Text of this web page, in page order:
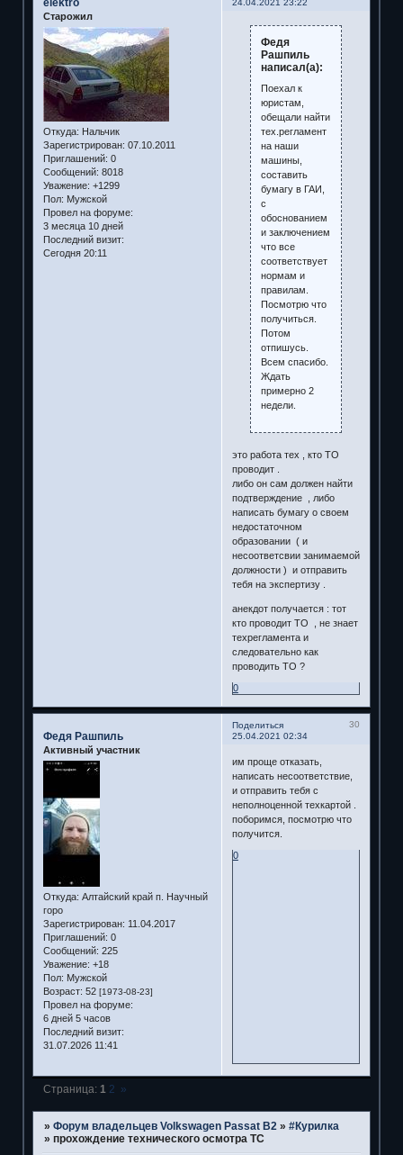
24.04.2021 23:22
elektro
Старожил
Откуда: Нальчик
Зарегистрирован: 07.10.2011
Приглашений: 0
Сообщений: 8018
Уважение: +1299
Пол: Мужской
Провел на форуме:
3 месяца 10 дней
Последний визит:
Сегодня 20:11
Федя
Рашпиль
написал(а):
Поехал к
юристам,
обещали найти
тех.регламент
на наши
машины,
составить
бумагу в ГАИ,
с
обоснованием
и заключением
что все
соответствует
нормам и
правилам.
Посмотрю что
получиться.
Потом
отпишусь.
Всем спасибо.
Ждать
примерно 2
недели.
это работа тех , кто ТО
проводит .
либо он сам должен найти
подтверждение , либо
написать бумагу о своем
недостаточном
образовании ( и
несоответсвии занимаемой
должности ) и отправить
тебя на экспертизу .
анекдот получается : тот
кто проводит ТО , не знает
техрегламента и
следовательно как
проводить ТО ?
0
Поделиться
30
25.04.2021 02:34
Федя Рашпиль
Активный участник
Откуда: Алтайский край п. Научный
горо
Зарегистрирован: 11.04.2017
Приглашений: 0
Сообщений: 225
Уважение: +18
Пол: Мужской
Возраст: 52 [1973-08-23]
Провел на форуме:
6 дней 5 часов
Последний визит:
31.07.2026 11:41
им проще отказать,
написать несоответствие,
и отправить тебя с
неполноценной техкартой .
поборимся, посмотрю что
получится.
0
Страница: 1 2 »
» Форум владельцев Volkswagen Passat B2 » #Курилка
» прохождение технического осмотра ТС